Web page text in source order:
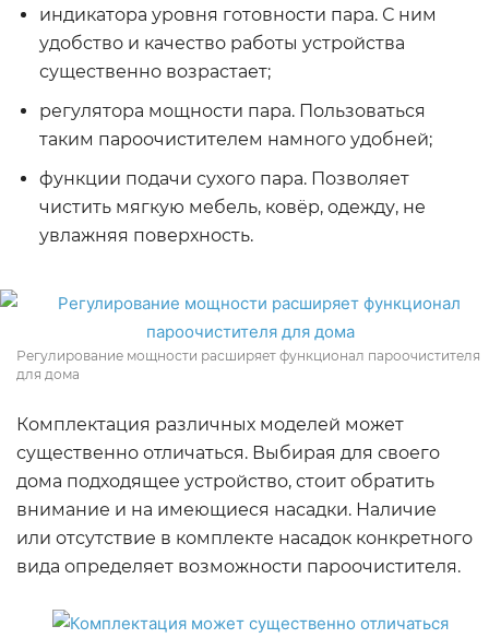
индикатора уровня готовности пара. С ним
удобство и качество работы устройства
существенно возрастает;
регулятора мощности пара. Пользоваться
таким пароочистителем намного удобней;
функции подачи сухого пара. Позволяет
чистить мягкую мебель, ковёр, одежду, не
увлажняя поверхность.
Регулирование мощности расширяет функционал пароочистителя
для дома
Комплектация различных моделей может
существенно отличаться. Выбирая для своего
дома подходящее устройство, стоит обратить
внимание и на имеющиеся насадки. Наличие
или отсутствие в комплекте насадок конкретного
вида определяет возможности пароочистителя.